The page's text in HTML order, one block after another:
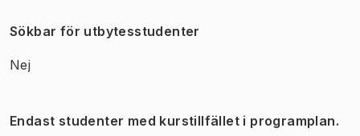
Sökbar för utbytesstudenter
Nej
Endast studenter med kurstillfället i programplan.